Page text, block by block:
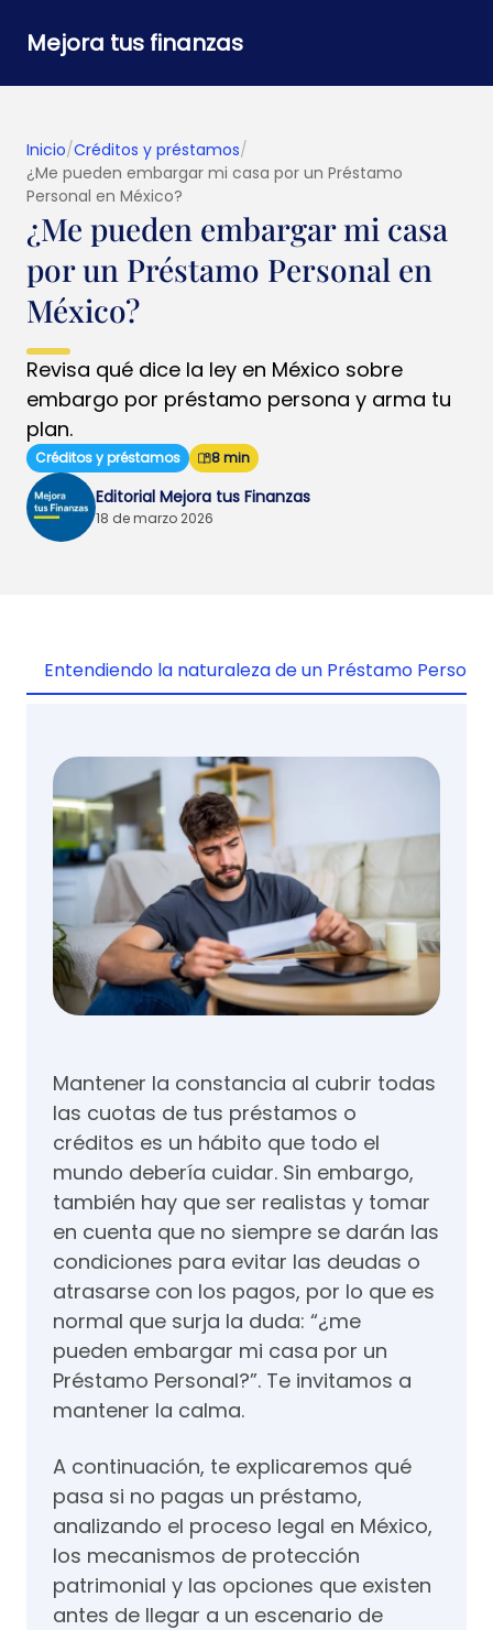
Mejora tus finanzas
Inicio/Créditos y préstamos/
¿Me pueden embargar mi casa por un Préstamo
Personal en México?
¿Me pueden embargar mi casa
por un Préstamo Personal en
México?
Revisa qué dice la ley en México sobre
embargo por préstamo persona y arma tu
plan.
Créditos y préstamos 8 min
Editorial Mejora tus Finanzas
18 de marzo 2026
Entendiendo la naturaleza de un Préstamo Personal
Mantener la constancia al cubrir todas
las cuotas de tus préstamos o
créditos es un hábito que todo el
mundo debería cuidar. Sin embargo,
también hay que ser realistas y tomar
en cuenta que no siempre se darán las
condiciones para evitar las deudas o
atrasarse con los pagos, por lo que es
normal que surja la duda: “¿me
pueden embargar mi casa por un
Préstamo Personal?”. Te invitamos a
mantener la calma.
A continuación, te explicaremos qué
pasa si no pagas un préstamo,
analizando el proceso legal en México,
los mecanismos de protección
patrimonial y las opciones que existen
antes de llegar a un escenario de